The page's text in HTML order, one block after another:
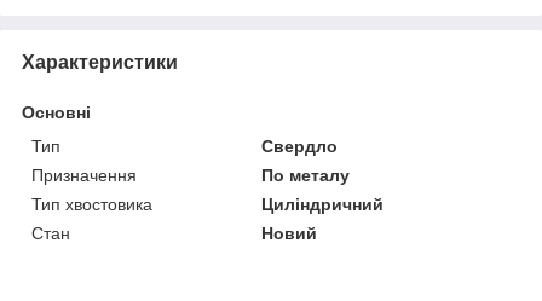
Характеристики
Основні
Тип
Свердло
Призначення
По металу
Тип хвостовика
Циліндричний
Стан
Новий